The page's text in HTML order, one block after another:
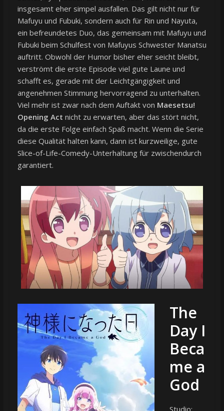
insgesamt eher simpel ausfallen. Das gilt nicht nur für
Mafuyu und Fubuki, sondern auch für Rin und Nayuta,
ein befreundetes Duo, das gemeinsam mit Mafuyu und
Fubuki beim Schulfest von Mafuyus Schwester Manatsu
auftritt. Obwohl der Humor bisher eher seicht bleibt,
verströmt die erste Episode viel gute Laune und
schafft es, gerade mit der Leichtgängigkeit und
angenehmen Stimmung hervorragend zu unterhalten.
Viel mehr ist zwar nach dem Auftakt von Maesetsu!
Opening Act nicht zu erwarten, aber das stört nicht,
da die erste Folge einfach Spaß macht. Wenn die Serie
diese Qualität halten kann, dann ist kurzweilige, gute
Slice-of-Life-Comedy-Unterhaltung für zwischendurch
garantiert.
The
Day I
Beca
me a
God
Studio: